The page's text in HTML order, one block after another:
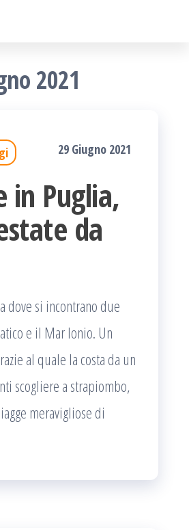
2021
29 Giugno 2021
in Puglia,
da
dove si incontrano due
e il Mar Ionio. Un
al quale la costa da un
scogliere a strapiombo,
meravigliose di